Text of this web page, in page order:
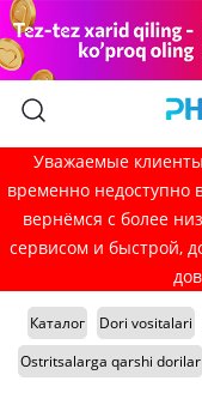
Уважаемые
временно недоступно
вернёмся с более
сервисом и быстрой,
Каталог Dori vositalari
Ostritsalarga qarshi dorilar